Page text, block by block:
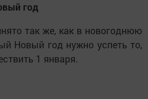
год
так же, как в новогоднюю
Новый год нужно успеть то,
1 января.